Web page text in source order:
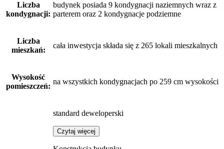
Liczba
kondygnacji:
budynek posiada 9 kondygnacji naziemnych wraz z
parterem oraz 2 kondygnacje podziemne
Liczba
mieszkań:
cała inwestycja składa się z 265 lokali mieszkalnych
Wysokość
pomieszczeń:
na wszystkich kondygnacjach po 259 cm wysokości
standard deweloperski
Czytaj więcej